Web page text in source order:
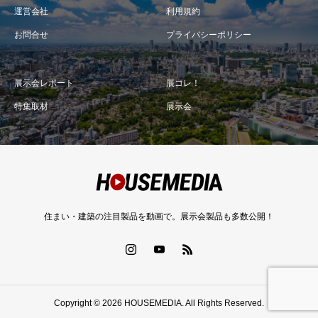
運営会社 利用規約
お問合せ プライバシーポリシー
展示会レポート 展コレ！
特集取材 展示会
住まい・建築の注目製品を動画で。展示会製品も多数公開！
Copyright © 2026 HOUSEMEDIA. All Rights Reserved.